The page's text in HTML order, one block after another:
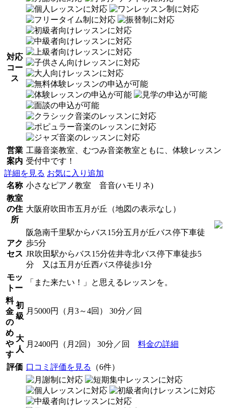
対応
コー
ス
営業
案内
工藤音楽教室、むつみ音楽教室ともに、体験レッスン
受付中です！
詳細を見る お気に入り追加
名称 小さなピアノ教室 音音(ハモリネ)
教室
の住
所
大阪府吹田市五月が丘（地図の表示なし）
アク
セス
阪急南千里駅からバス15分五月が丘バス停下車徒
歩5分
JR吹田駅からバス15分佐井寺北バス停下車徒歩5
分 又は五月が丘西バス停徒歩1分
モッ
トー
「また来たい！」と思えるレッスンを。
料
金
の
め
や
す
初
級
月5000円（月3～4回） 30分／回
大
人
月2400円（月2回） 30分／回 料金の詳細
評価 口コミ評価を見る （6件）